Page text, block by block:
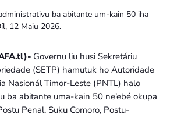
ba abitante um-kain 50 iha
12 Maiu 2026.
Governu liu husi Sekretáriu
(SETP) hamutuk ho Autoridade
Nasionál Timor-Leste (PNTL) halo
ba abitante uma-kain 50 ne’ebé okupa
Penal, Suku Comoro, Postu-